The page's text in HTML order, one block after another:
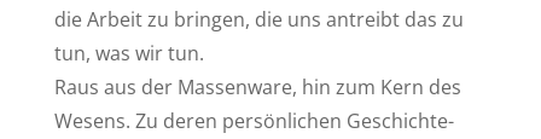
die Arbeit zu bringen, die uns antreibt das zu
tun, was wir tun.
Raus aus der Massenware, hin zum Kern des
Wesens. Zu deren persönlichen Geschichte-